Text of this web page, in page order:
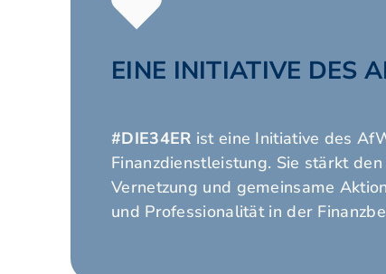
EINE INITIATIVE DES
#DIE34ER ist eine Initiative des
Finanzdienstleistung. Sie stärkt
Vernetzung und gemeinsame
und Professionalität in der